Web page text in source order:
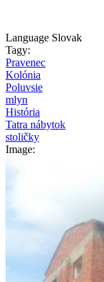
Language Slovak
Tagy:
Pravenec
Kolónia
Poluvsie
mlyn
História
Tatra nábytok
stoličky
Image: